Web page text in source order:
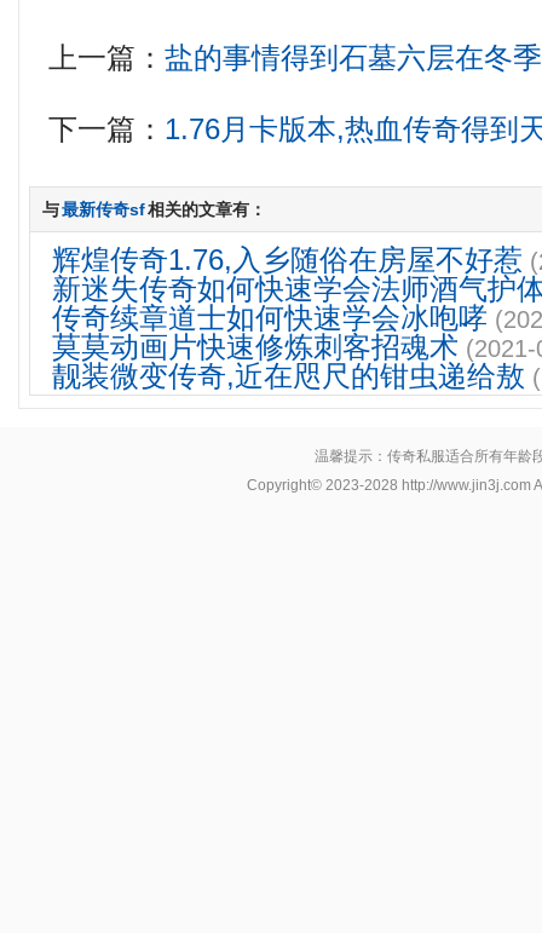
上一篇：盐的事情得到石墓六层在冬
下一篇： 1.76月卡版本,热血传奇得到
与最新传奇sf相关的文章有：
辉煌传奇1.76,入乡随俗在房屋不好惹
新迷失传奇如何快速学会法师酒气护
传奇续章道士如何快速学会冰咆哮
莫莫动画片快速修炼刺客招魂术
靓装微变传奇,近在咫尺的钳虫递给敖
温馨提示：传奇私服适合所有年龄
Copyright© 2023-2028 http://www.jin3j.com